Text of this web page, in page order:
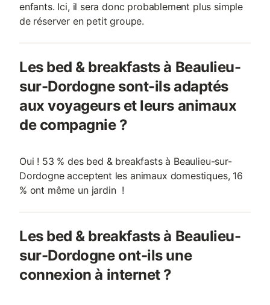
enfants. Ici, il sera donc probablement plus simple
de réserver en petit groupe.
Les bed & breakfasts à Beaulieu-
sur-Dordogne sont-ils adaptés
aux voyageurs et leurs animaux
de compagnie ?
Oui ! 53 % des bed & breakfasts à Beaulieu-sur-
Dordogne acceptent les animaux domestiques, 16
% ont même un jardin !
Les bed & breakfasts à Beaulieu-
sur-Dordogne ont-ils une
connexion à internet ?